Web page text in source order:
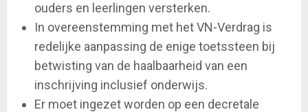
ouders en leerlingen versterken.
In overeenstemming met het VN-Verdrag is
redelijke aanpassing de enige toetssteen bij
betwisting van de haalbaarheid van een
inschrijving inclusief onderwijs.
Er moet ingezet worden op een decretale